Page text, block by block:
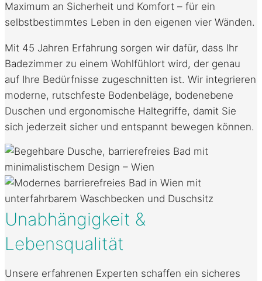
Maximum an Sicherheit und Komfort – für ein
selbstbestimmtes Leben in den eigenen vier Wänden.
Mit 45 Jahren Erfahrung sorgen wir dafür, dass Ihr
Badezimmer zu einem Wohlfühlort wird, der genau
auf Ihre Bedürfnisse zugeschnitten ist. Wir integrieren
moderne, rutschfeste Bodenbeläge, bodenebene
Duschen und ergonomische Haltegriffe, damit Sie
sich jederzeit sicher und entspannt bewegen können.
Unabhängigkeit &
Lebensqualität
Unsere erfahrenen Experten schaffen ein sicheres